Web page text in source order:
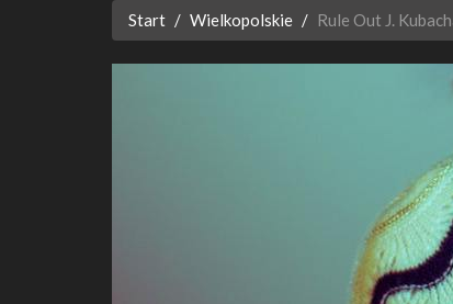
Start Wielkopolskie Rule Out J.